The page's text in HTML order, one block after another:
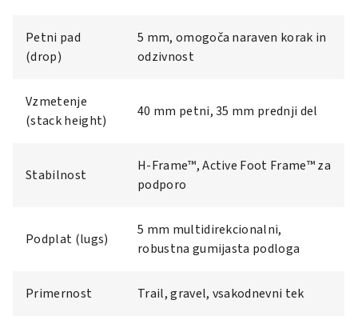
Petni pad
(drop)
5 mm, omogoča naraven korak in
odzivnost
Vzmetenje
(stack height)
40 mm petni, 35 mm prednji del
Stabilnost
H-Frame™, Active Foot Frame™ za
podporo
Podplat (lugs)
5 mm multidirekcionalni,
robustna gumijasta podloga
Primernost Trail, gravel, vsakodnevni tek